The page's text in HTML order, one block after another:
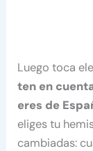
Luego toca
ten en
eres de
eliges tu
cambiadas: